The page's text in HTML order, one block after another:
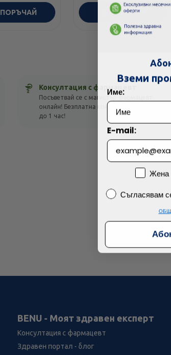
ПОРЪЧАЙ ПОРЪЧАЙ
Консултация с фармацевт
Посъветвай се с магистър-фармацевт
онлайн! Безплатна консултация с отговор
до 1 час!
BENU - Моят здравен експерт
Консултация с фармацевт
Здравен портал - блог
Технически
Просто разглеждам
Вземи
Име:
E-mail:
ПолЖена
Съгласявам се
Съгласявам